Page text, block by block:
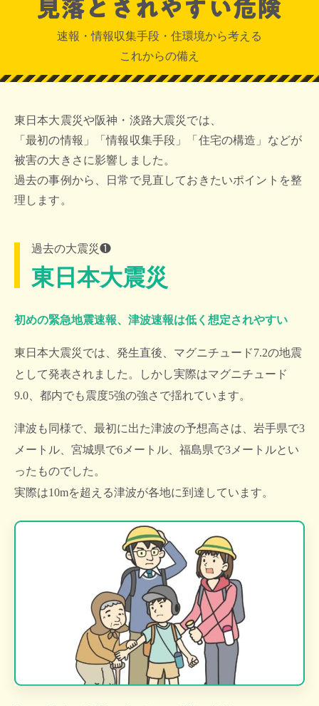
速報・情報収集手段・住環境から考える
これからの備え
東日本大震災や阪神・淡路大震災では、
「最初の情報」「情報収集手段」「住宅の構造」などが
被害の大きさに影響しました。
過去の事例から、日常で見直しておきたいポイントを整
理します。
過去の大震災❶
東日本大震災
初めの緊急地震速報、津波速報は低く想定されやすい
東日本大震災では、発生直後、マグニチュード7.2の地震
として発表されました。しかし実際はマグニチュード
9.0、都内でも震度5強の強さで揺れています。
津波も同様で、最初に出た津波の予想高さは、岩手県で3
メートル、宮城県で6メートル、福島県で3メートルとい
ったものでした。
実際は10mを超える津波が各地に到達しています。